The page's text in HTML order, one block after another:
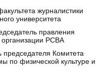
журналистики
университета
правления
организации РСВА
председателя Комитета
по физической культуре и